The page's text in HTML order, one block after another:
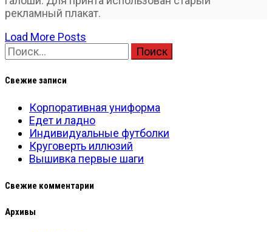
рекламный плакат.
Load More Posts
Найти:
Свежие записи
Корпоративная униформа
Едет и ладно
Индивидуальные футболки
Круговерть иллюзий
Вышивка первые шаги
Свежие комментарии
Архивы